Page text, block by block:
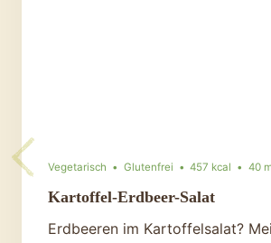
Vegetarisch Glutenfrei 457 kcal 40
Kartoffel-Erdbeer-Salat
Erdbeeren im Kartoffelsalat?